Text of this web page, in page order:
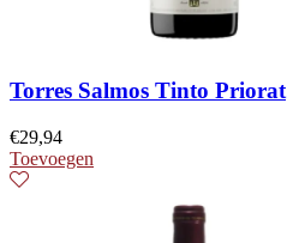
Torres Salmos Tinto Priorat
€29,94
Toevoegen